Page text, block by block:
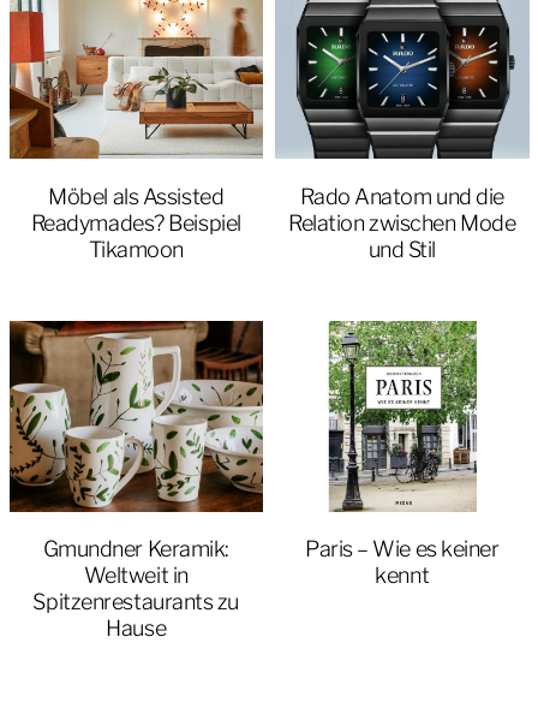
Möbel als Assisted
Readymades? Beispiel
Tikamoon
Rado Anatom und die
Relation zwischen Mode
und Stil
Gmundner Keramik:
Weltweit in
Spitzenrestaurants zu
Hause
Paris – Wie es keiner
kennt